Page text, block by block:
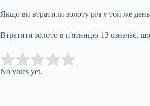
Якщо ви втратили золоту річ у той же
Втратити золото в п'ятницю 13 означає,
Rate this item:
No votes yet.